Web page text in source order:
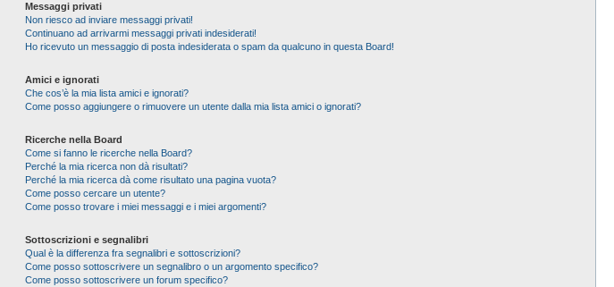
Messaggi privati
Non riesco ad inviare messaggi privati!
Continuano ad arrivarmi messaggi privati indesiderati!
Ho ricevuto un messaggio di posta indesiderata o spam da qualcuno in questa Board!
Amici e ignorati
Che cos’è la mia lista amici e ignorati?
Come posso aggiungere o rimuovere un utente dalla mia lista amici o ignorati?
Ricerche nella Board
Come si fanno le ricerche nella Board?
Perché la mia ricerca non dà risultati?
Perché la mia ricerca dà come risultato una pagina vuota?
Come posso cercare un utente?
Come posso trovare i miei messaggi e i miei argomenti?
Sottoscrizioni e segnalibri
Qual è la differenza fra segnalibri e sottoscrizioni?
Come posso sottoscrivere un segnalibro o un argomento specifico?
Come posso sottoscrivere un forum specifico?